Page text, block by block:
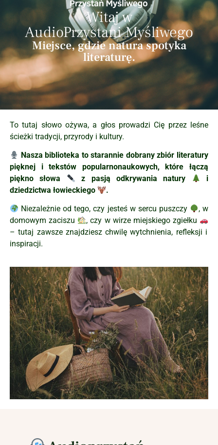
Witaj w
AudioPrzystani Myśliwego
Miejsce, gdzie natura spotyka
literaturę.
To tutaj słowo ożywa, a głos prowadzi Cię przez leśne
ścieżki tradycji, przyrody i kultury.
Nasza biblioteka to starannie dobrany zbiór literatury
pięknej i tekstów popularnonaukowych, które łączą
piękno słowa
z pasją odkrywania natury
i
dziedzictwa łowieckiego
.
Niezależnie od tego, czy jesteś w sercu puszczy
, w
domowym zaciszu
, czy w wirze miejskiego zgiełku
– tutaj zawsze znajdziesz chwilę wytchnienia, refleksji i
inspiracji.